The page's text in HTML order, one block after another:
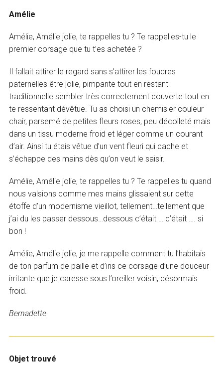
Amélie
Amélie, Amélie jolie, te rappelles tu ? Te rappelles-tu le
premier corsage que tu t’es achetée ?
Il fallait attirer le regard sans s’attirer les foudres
paternelles être jolie, pimpante tout en restant
traditionnelle sembler très correctement couverte tout en
te ressentant dévêtue. Tu as choisi un chemisier couleur
chair, parsemé de petites fleurs roses, peu décolleté mais
dans un tissu moderne froid et léger comme un courant
d’air. Ainsi tu étais vêtue d’un vent fleuri qui cache et
s’échappe des mains dès qu’on veut le saisir.
Amélie, Amélie jolie, te rappelles tu ? Te rappelles tu quand
nous valsions comme mes mains glissaient sur cette
étoffe d’un modernisme vieillot, tellement…tellement que
j’ai du les passer dessous…dessous c’était … c’était …. si
bon !
Amélie, Amélie jolie, je me rappelle comment tu l’habitais
de ton parfum de paille et d’iris ce corsage d’une douceur
irritante que je caresse sous l’oreiller voisin, désormais
froid.
Bernadette
Objet trouvé